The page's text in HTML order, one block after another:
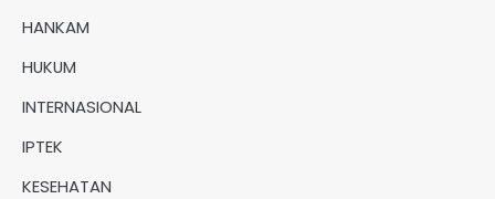
HANKAM
HUKUM
INTERNASIONAL
IPTEK
KESEHATAN